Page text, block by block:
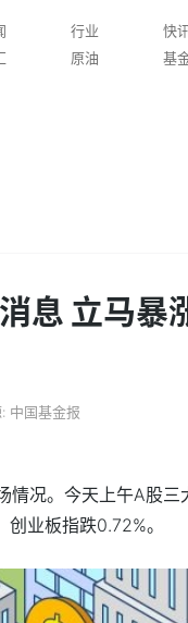
行业 快讯
原油 基
息 立马暴
中国基金报
情况。今天上午A股
业板指跌0.72%。